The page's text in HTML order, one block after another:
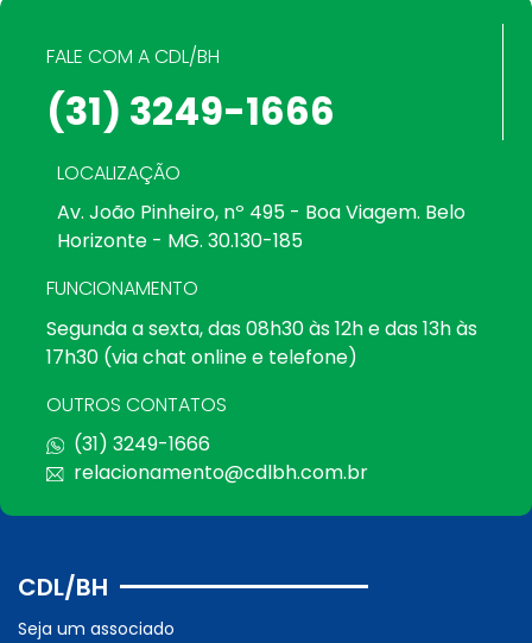
FALE COM A CDL/BH
(31) 3249-1666
LOCALIZAÇÃO
Av. João Pinheiro, nº 495 - Boa Viagem. Belo
Horizonte - MG. 30.130-185
FUNCIONAMENTO
Segunda a sexta, das 08h30 às 12h e das 13h às
17h30 (via chat online e telefone)
OUTROS CONTATOS
(31) 3249-1666
relacionamento@cdlbh.com.br
CDL/BH
Seja um associado